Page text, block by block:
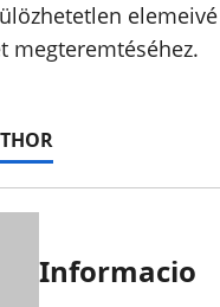
megteremtéséhez.
Informacio